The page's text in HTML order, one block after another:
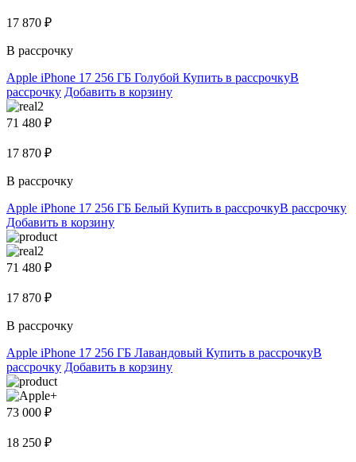
17 870 ₽
В рассрочку
Apple iPhone 17 256 ГБ Голубой Купить в рассрочкуВ
рассрочку Добавить в корзину
71 480 ₽
17 870 ₽
В рассрочку
Apple iPhone 17 256 ГБ Белый Купить в рассрочкуВ рассрочку
Добавить в корзину
71 480 ₽
17 870 ₽
В рассрочку
Apple iPhone 17 256 ГБ Лавандовый Купить в рассрочкуВ
рассрочку Добавить в корзину
73 000 ₽
18 250 ₽